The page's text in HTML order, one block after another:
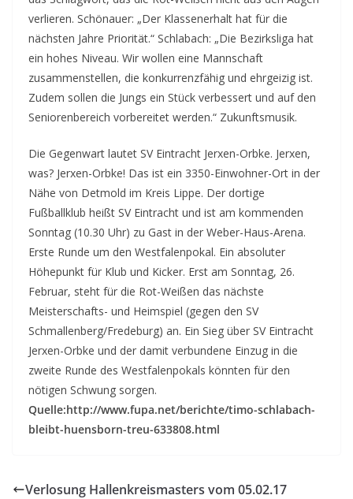
verlieren. Schönauer: „Der Klassenerhalt hat für die
nächsten Jahre Priorität.“ Schlabach: „Die Bezirksliga hat
ein hohes Niveau. Wir wollen eine Mannschaft
zusammenstellen, die konkurrenzfähig und ehrgeizig ist.
Zudem sollen die Jungs ein Stück verbessert und auf den
Seniorenbereich vorbereitet werden.“ Zukunftsmusik.
Die Gegenwart lautet SV Eintracht Jerxen-Orbke. Jerxen,
was? Jerxen-Orbke! Das ist ein 3350-Einwohner-Ort in der
Nähe von Detmold im Kreis Lippe. Der dortige
Fußballklub heißt SV Eintracht und ist am kommenden
Sonntag (10.30 Uhr) zu Gast in der Weber-Haus-Arena.
Erste Runde um den Westfalenpokal. Ein absoluter
Höhepunkt für Klub und Kicker. Erst am Sonntag, 26.
Februar, steht für die Rot-Weißen das nächste
Meisterschafts- und Heimspiel (gegen den SV
Schmallenberg/Fredeburg) an. Ein Sieg über SV Eintracht
Jerxen-Orbke und der damit verbundene Einzug in die
zweite Runde des Westfalenpokals könnten für den
nötigen Schwung sorgen.
Quelle:http://www.fupa.net/berichte/timo-schlabach-
bleibt-huensborn-treu-633808.html
Verlosung Hallenkreismasters vom 05.02.17